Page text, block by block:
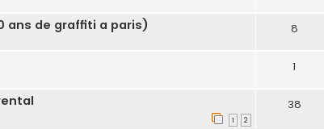
ans de graffiti a paris) 8
1
1 2
38